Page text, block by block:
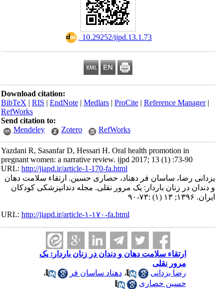
‎ 10.29252/ijpd.13.1.73
Download citation:
BibTeX|RIS|EndNote|Medlars|ProCite|Reference Manager
RefWorks
Send citation to:
Mendeley
Zotero RefWorks
Yazdani R, Sasanfar D, Hessari H. Oral health promotion in
pregnant women: a narrative review. ijpd 2017; 13 (1) :73-90
URL:http://jiapd.ir/article-1-170-fa.html
یزدانی رضا، ساسان فر دهناد، حصاری حسین. ارتقاء سلامت دهان
و دندان در زنان باردار: یک مرور نقلی. مجله دندانپزشکی کودکان
ایران. ۱۳۹۶; ۱۳ (۱) :۷۳-۹۰
URL:http://jiapd.ir/article-۱-۱۷۰-fa.html
ارتقاء سلامت دهان و دندان در زنان باردار: یک
مرور نقلی
رضا یزدانی
،دهناد ساسان فر
،
حسین حصاری